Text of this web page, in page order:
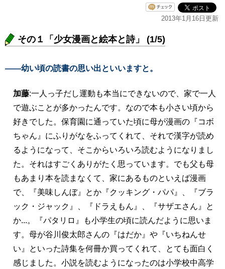
2013年1月16日更新
その１「少女漫画と絵本と詩」 (1/5)
――幼い頃の読書の思い出といいますと。
加藤:一人っ子だし運動も本当にできないので、家で一人
で遊ぶことが多かったんです。なので本も小さい頃から
好きでした。保育園に通っていた頃に母が漫画の『コボ
ちゃん』にふりがなをふってくれて、それで漢字が読め
るようになって、そこからいろいろ読むようになりまし
た。それはすごくありがたく思っています。でも父も母
もあまり本を読まなくて、家にあるものといえば漫画
で、『美味しんぼ』とか『クッキング・パパ』、『ブラ
ック・ジャック』、『ドラえもん』、『サザエさん』と
か...。『パタリロ』も小学生の頃に読んだように思いま
す。母が谷川俊太郎さんの『はだか』や『いちねんせ
い』といった詩集を何冊か買ってくれて、とても面白く
感じました。小説を読むようになったのは小学校中高学